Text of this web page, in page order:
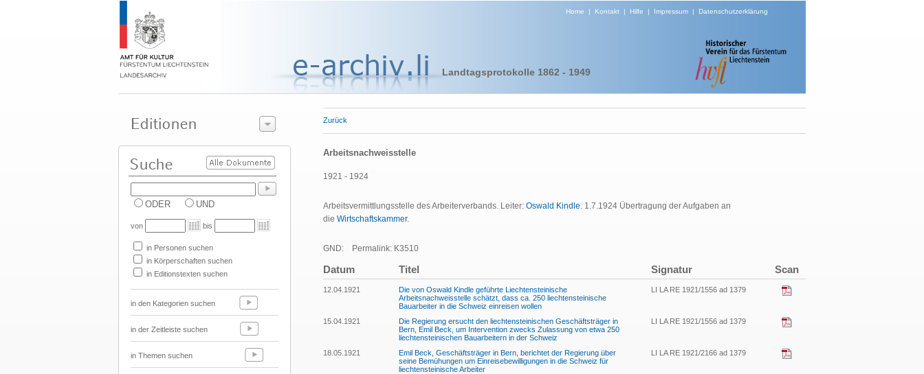
Home | Kontakt| Hilfe | Impressum| Datenschutzerklärung
Landtagsprotokolle 1862 - 1949
ODER UND
von bis
in Personen suchen
in Körperschaften suchen
in Editionstexten suchen
in den Kategorien suchen
in der Zeitleiste suchen
in Themen suchen
Zurück
Arbeitsnachweisstelle
1921 - 1924
Arbeitsvermittlungsstelle des Arbeiterverbands. Leiter: Oswald Kindle. 1.7.1924 Übertragung der Aufgaben an
die Wirtschaftskammer.
GND: Permalink: K3510
Datum Titel Signatur Scan
12.04.1921
Die von Oswald Kindle geführte Liechtensteinische
Arbeitsnachweisstelle schätzt, dass ca. 250 liechtensteinische
Bauarbeiter in die Schweiz einreisen wollen
LI LA RE 1921/1556 ad 1379
15.04.1921
Die Regierung ersucht den liechtensteinischen Geschäftsträger in
Bern, Emil Beck, um Intervention zwecks Zulassung von etwa 250
liechtensteinischen Bauarbeitern in der Schweiz
LI LA RE 1921/1556 ad 1379
18.05.1921
Emil Beck, Geschäftsträger in Bern, berichtet der Regierung über
seine Bemühungen um Einreisebewilligungen in die Schweiz für
liechtensteinische Arbeiter
LI LA RE 1921/2166 ad 1379